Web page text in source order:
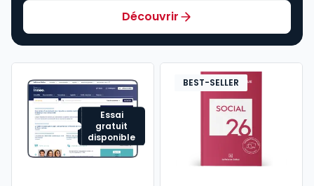
Découvrir
Essai
gratuit
disponible
BEST-SELLER